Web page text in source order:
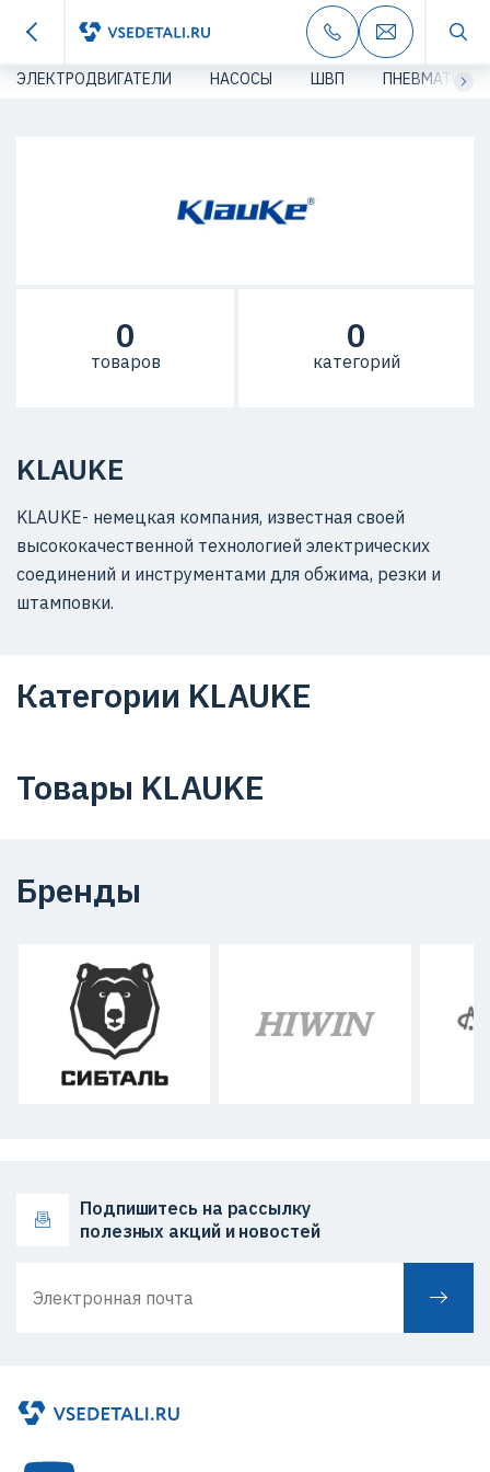
ЭЛЕКТРОДВИГАТЕЛИ НАСОСЫ ШВП ПНЕВМАТИКА
KLAUKE
KLAUKE- немецкая компания, известная своей
высококачественной технологией электрических
соединений и инструментами для обжима, резки и
штамповки.
0
товаров
0
категорий
Категории KLAUKE
Товары KLAUKE
Бренды
Подпишитесь на рассылку
полезных акций и новостей